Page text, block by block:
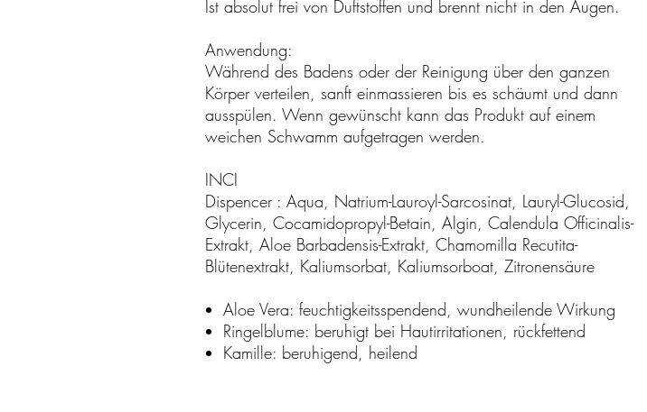
Ist absolut frei von Duftstoffen und brennt nicht in den Augen.
Anwendung:
Während des Badens oder der Reinigung über den ganzen
Körper verteilen, sanft einmassieren bis es schäumt und dann
ausspülen. Wenn gewünscht kann das Produkt auf einem
weichen Schwamm aufgetragen werden.
INCI
Dispencer : Aqua, Natrium-Lauroyl-Sarcosinat, Lauryl-Glucosid,
Glycerin, Cocamidopropyl-Betain, Algin, Calendula Officinalis-
Extrakt, Aloe Barbadensis-Extrakt, Chamomilla Recutita-
Blütenextrakt, Kaliumsorbat, Kaliumsorboat, Zitronensäure
Aloe Vera: feuchtigkeitsspendend, wundheilende Wirkung
Ringelblume: beruhigt bei Hautirritationen, rückfettend
Kamille: beruhigend, heilend